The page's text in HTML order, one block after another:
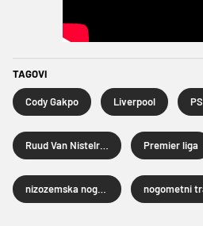
TAGOVI
Cody Gakpo Liverpool
Premier liga